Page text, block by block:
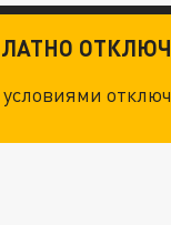
условиями